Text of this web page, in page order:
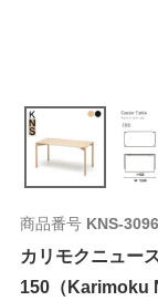
商品番号 KNS-3096
カリモクニュー
150（Karimoku